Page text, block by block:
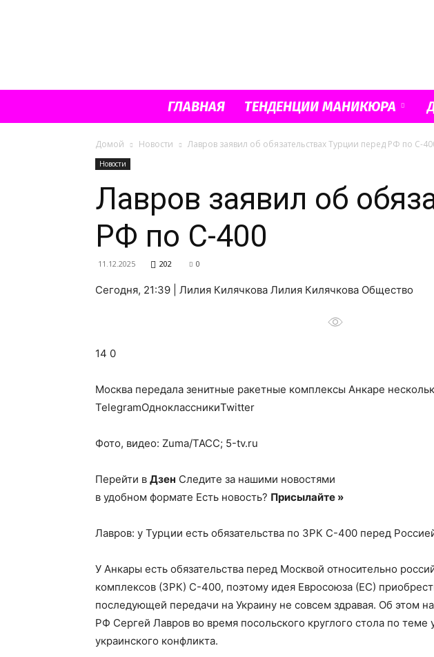
ГЛАВНАЯ ТЕНДЕНЦИИ МАНИКЮРА
Домой Новости Лавров заявил об обязательствах Турции перед РФ по С-
Новости
Лавров заявил об
РФ по С-400
11.12.2025 202 0
Сегодня, 21:39 | Лилия Килячкова Лилия Килячкова Общество
14 0
Москва передала зенитные ракетные комплексы Анкаре
TelegramОдноклассникиTwitter
Фото, видео: Zuma/ТАСС; 5-tv.ru
Перейти в Дзен Следите за нашими новостями
в удобном формате Есть новость? Присылайте »
Лавров: у Турции есть обязательства по ЗРК С-400 перед
У Анкары есть обязательства перед Москвой относительно
комплексов (ЗРК) С-400, поэтому идея Евросоюза (ЕС)
последующей передачи на Украину не совсем здравая. Об этом
РФ Сергей Лавров во время посольского круглого стола по теме
украинского конфликта.